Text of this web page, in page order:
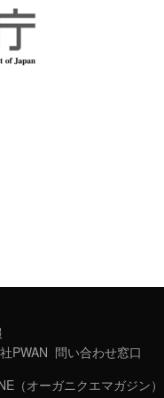
PWAN 問い合わせ窓口
（オーガニクエマガジン）